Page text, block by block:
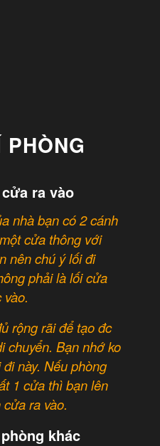
ra vào
nhà bạn có 2 cánh
cửa thông với
nên chú ý lối đi
phải là lối cửa
rộng rãi để tạo đc
chuyển. Bạn nhớ ko
này. Nếu phòng
1 cửa thì bạn lên
ra vào.
khác